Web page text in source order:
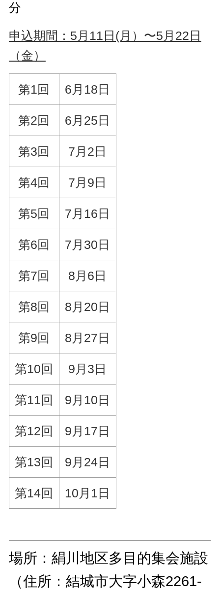
分
申込期間：5月11日(月）〜5月22日
（金）
第1回 6月18日
第2回 6月25日
第3回 7月2日
第4回 7月9日
第5回 7月16日
第6回 7月30日
第7回 8月6日
第8回 8月20日
第9回 8月27日
第10回 9月3日
第11回 9月10日
第12回 9月17日
第13回 9月24日
第14回 10月1日
場所：絹川地区多目的集会施設
（住所：結城市大字小森2261-